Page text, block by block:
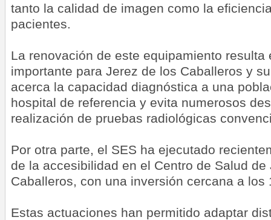
tanto la calidad de imagen como la
pacientes.
La renovación de este equipamiento resulta
importante para Jerez de los Caballeros y
acerca la capacidad diagnóstica a una
hospital de referencia y evita numerosos
realización de pruebas radiológicas
Por otra parte, el SES ha ejecutado
de la accesibilidad en el Centro de Salud de
Caballeros, con una inversión cercana a los
Estas actuaciones han permitido adaptar